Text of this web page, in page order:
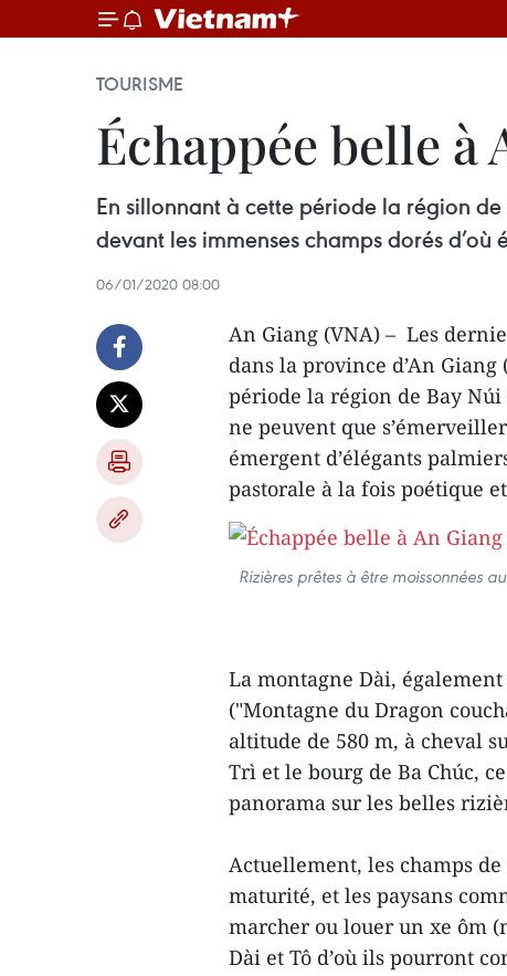
TOURISME
Échappée belle à
En sillonnant à cette période la région
devant les immenses champs dorés
06/01/2020 08:00
An Giang (VNA) – Les
dans la province d’An
période la région de Bay
ne peuvent que
émergent d’élégants
pastorale à la fois poétique
Rizières prêtes à être moissonnées
La montagne Dài,
("Montagne du Dragon
altitude de 580 m, à cheval
Trì et le bourg de Ba Chúc,
panorama sur les belles
Actuellement, les champs
maturité, et les paysans
marcher ou louer un xe ôm
Dài et Tô d’où ils pourront